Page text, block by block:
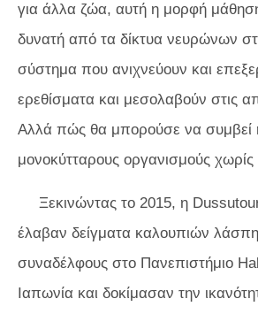
για άλλα ζώα, αυτή η μορφή
δυνατή από τα δίκτυα νευρώνων
σύστημα που ανιχνεύουν και
ερεθίσματα και μεσολαβούν στις
Αλλά πώς θα μπορούσε να συμβεί
μονοκύτταρους οργανισμούς
Ξεκινώντας το 2015, η
έλαβαν δείγματα καλουπιών
συναδέλφους στο Πανεπιστήμιο
Ιαπωνία και δοκίμασαν την